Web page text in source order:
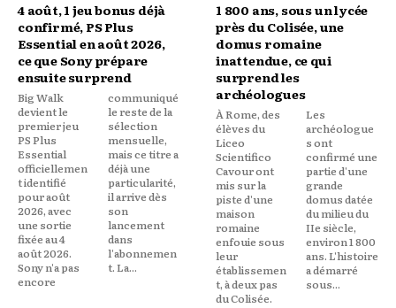
4 août, 1 jeu bonus déjà
confirmé, PS Plus
Essential en août 2026,
ce que Sony prépare
ensuite surprend
Big Walk
devient le
premier jeu
PS Plus
Essential
officiellemen
t identifié
pour août
2026, avec
une sortie
fixée au 4
août 2026.
Sony n'a pas
encore
communiqué
le reste de la
sélection
mensuelle,
mais ce titre a
déjà une
particularité,
il arrive dès
son
lancement
dans
l'abonnemen
t. La...
1 800 ans, sous un lycée
près du Colisée, une
domus romaine
inattendue, ce qui
surprend les
archéologues
À Rome, des
élèves du
Liceo
Scientifico
Cavour ont
mis sur la
piste d'une
maison
romaine
enfouie sous
leur
établissemen
t, à deux pas
du Colisée.
Les
archéologue
s ont
confirmé une
partie d'une
grande
domus datée
du milieu du
IIe siècle,
environ 1 800
ans. L'histoire
a démarré
sous...